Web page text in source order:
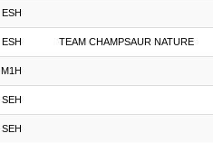
ESH
ESH TEAM CHAMPSAUR NATURE
M1H
SEH
SEH